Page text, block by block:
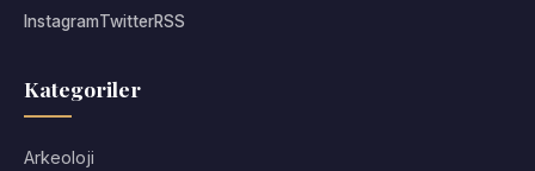
InstagramTwitterRSS
Kategoriler
Arkeoloji